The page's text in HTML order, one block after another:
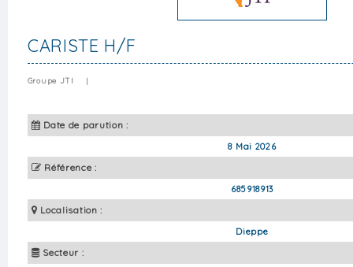
CARISTE H/F
Groupe JTI |
Date de parution :
8 Mai 2026
Référence :
685918913
Localisation :
Dieppe
Secteur :